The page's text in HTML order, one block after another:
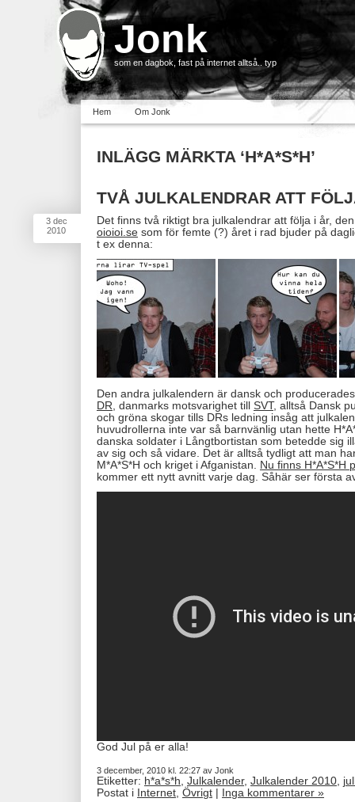
Jonk
som en dagbok, fast på internet alltså.. typ
Hem Om Jonk
INLÄGG MÄRKTA ‘H*A*S*H’
3 dec
2010
TVÅ JULKALENDRAR ATT
Det finns två riktigt bra julkalendrar att följa i år,
oioioi.se som för femte (?) året i rad bjuder på
t ex denna:
Den andra julkalendern är dansk och
DR, danmarks motsvarighet till SVT, alltså Dansk
och gröna skogar tills DRs ledning insåg att
huvudrollerna inte var så barnvänlig utan hette
danska soldater i Långtbortistan som betedde sig
av sig och så vidare. Det är alltså tydligt att man
M*A*S*H och kriget i Afganistan. Nu finns H*A*S*H
kommer ett nytt avnitt varje dag. Såhär ser första
God Jul på er alla!
3 december, 2010 kl. 22:27 av Jonk
Etiketter: h*a*s*h, Julkalender, Julkalender 2010,
Postat i Internet, Övrigt Inga kommentarer »